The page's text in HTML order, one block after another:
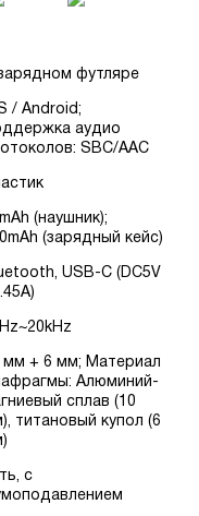
футляре
/ Android;
аудио
SBC/AAC
(наушник);
(зарядный кейс)
USB-C (DC5V
мм + 6 мм; Материал
Алюминий-
сплав (10
титановый купол (6
с